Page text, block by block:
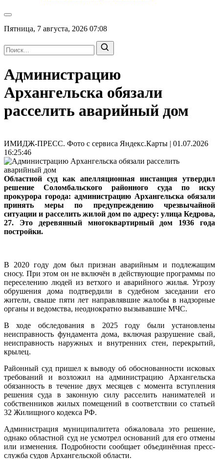
Пятница, 7 августа, 2026 07:08
Администрацию
Архангельска обязали
расселить аварийный дом
ИМИДЖ-ПРЕСС. Фото с сервиса Яндекс.Карты | 01.07.2026
16:25:46
Областной суд как апелляционная инстанция утвердил
решение Соломбальского районного суда по иску
прокурора города: администрацию Архангельска обязали
принять меры по предупреждению чрезвычайной
ситуации и расселить жилой дом по адресу: улица Кедрова,
27. Это деревянный многоквартирный дом 1936 года
постройки.
В 2020 году дом был признан аварийным и подлежащим
сносу. При этом он не включён в действующие программы по
переселению людей из ветхого и аварийного жилья. Угрозу
обрушения дома подтвердили в судебном заседании его
жители, свыше пяти лет направлявшие жалобы в надзорные
органы и ведомства, неоднократно вызывавшие МЧС.
В ходе обследования в 2025 году были установлены
неисправность фундамента дома, включая разрушение свай,
неисправность наружных и внутренних стен, перекрытий,
крылец.
Районный суд пришел к выводу об обоснованности исковых
требований и возложил на администрацию Архангельска
обязанность в течение двух месяцев с момента вступления
решения суда в законную силу расселить нанимателей и
собственников жилых помещений в соответствии со статьей
32 Жилищного кодекса РФ.
Администрация муниципалитета обжаловала это решение,
однако областной суд не усмотрел оснований для его отмены
или изменения. Подробности сообщает объединённая пресс-
служба судов Архангельской области.